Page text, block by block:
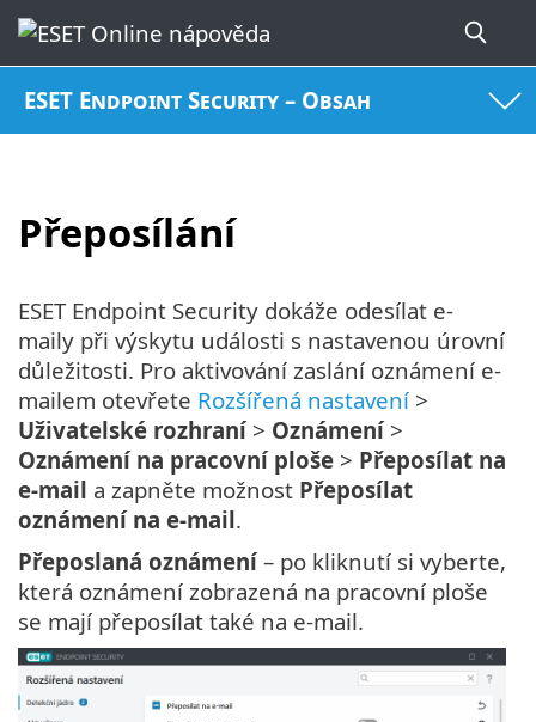
ESET Endpoint Security – Obsah
Přeposílání
ESET Endpoint Security dokáže odesílat e-
maily při výskytu události s nastavenou úrovní
důležitosti. Pro aktivování zaslání oznámení e-
mailem otevřete Rozšířená nastavení >
Uživatelské rozhraní> Oznámení>
Oznámení na pracovní ploše > Přeposílat na
e-mail a zapněte možnost Přeposílat
oznámení na e-mail.
Přeposlaná oznámení– po kliknutí si vyberte,
která oznámení zobrazená na pracovní ploše
se mají přeposílat také na e-mail.